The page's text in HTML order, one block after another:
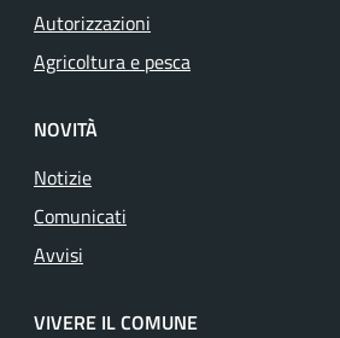
Autorizzazioni
Agricoltura e pesca
NOVITÀ
Notizie
Comunicati
Avvisi
VIVERE IL COMUNE